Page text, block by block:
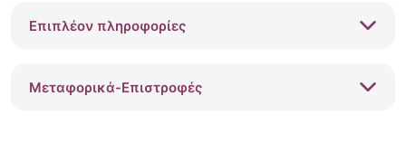
12m+
πράσινο
Επιπλέον πληροφορίες
Μεταφορικά-Επιστροφές